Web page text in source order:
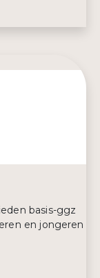
basis-ggz
en jongeren